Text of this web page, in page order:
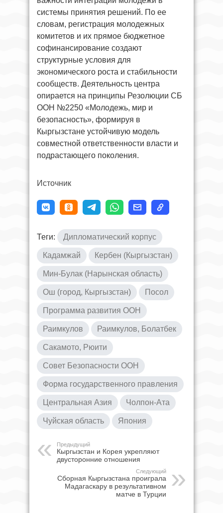
системы принятия решений. По ее
словам, регистрация молодежных
комитетов и их прямое бюджетное
софинансирование создают
структурные условия для
экономического роста и стабильности
сообществ. Деятельность центра
опирается на принципы Резолюции СБ
ООН №2250 «Молодежь, мир и
безопасность», формируя в
Кыргызстане устойчивую модель
совместной ответственности власти и
подрастающего поколения.
Источник
Теги: Дипломатический корпус
Кадамжай Кербен (Кыргызстан)
Мин-Булак (Нарынская область)
Ош (город, Кыргызстан) Посол
Программа развития ООН
Раимкулов Раимкулов, Болатбек
Сакамото, Рюити
Совет Безопасности ООН
Форма государственного правления
Центральная Азия Чолпон-Ата
Чуйская область Япония
Предыдущий
Кыргызстан и Корея укрепляют
двусторонние отношения
Следующий
Сборная Кыргызстана проиграла
Мадагаскару в результативном
матче в Турции